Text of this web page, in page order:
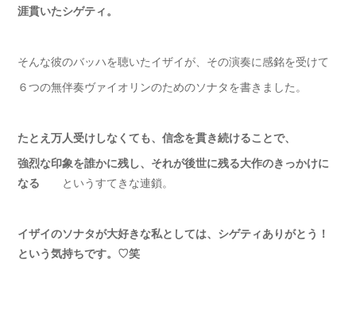
涯貫いたシゲティ。
そんな彼のバッハを聴いたイザイが、その演奏に感銘を受けて
６つの無伴奏ヴァイオリンのためのソナタを書きました。
たとえ万人受けしなくても、信念を貫き続けることで、
強烈な印象を誰かに残し、それが後世に残る大作のきっかけに
なる というすてきな連鎖。
イザイのソナタが大好きな私としては、シゲティありがとう！
という気持ちです。♡笑